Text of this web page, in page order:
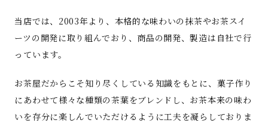
当店では、2003年より、本格的な味わいの抹茶やお茶スイ
ーツの開発に取り組んでおり、商品の開発、製造は自社で行
っています。
お茶屋だからこそ知り尽くしている知識をもとに、菓子作り
にあわせて様々な種類の茶葉をブレンドし、お茶本来の味わ
いを存分に楽しんでいただけるように工夫を凝らしておりま